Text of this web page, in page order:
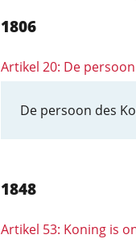
1806
Artikel 20: De
De persoon des
1848
Artikel 53: Koning is